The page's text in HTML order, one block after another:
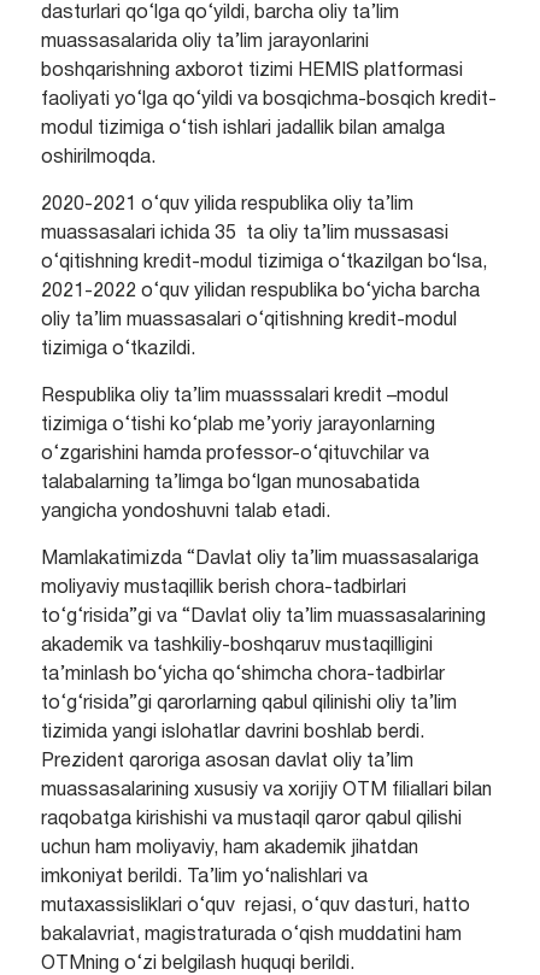
dasturlari qo‘lga qo‘yildi, barcha oliy ta’lim
muassasalarida oliy ta’lim jarayonlarini
boshqarishning axborot tizimi HEMIS platformasi
faoliyati yo‘lga qo‘yildi va bosqichma-bosqich kredit-
modul tizimiga o‘tish ishlari jadallik bilan amalga
oshirilmoqda.
2020-2021 o‘quv yilida respublika oliy ta’lim
muassasalari ichida 35 ta oliy ta’lim mussasasi
o‘qitishning kredit-modul tizimiga o‘tkazilgan bo‘lsa,
2021-2022 o‘quv yilidan respublika bo‘yicha barcha
oliy ta’lim muassasalari o‘qitishning kredit-modul
tizimiga o‘tkazildi.
Respublika oliy ta’lim muasssalari kredit –modul
tizimiga o‘tishi ko‘plab me’yoriy jarayonlarning
o‘zgarishini hamda professor-o‘qituvchilar va
talabalarning ta’limga bo‘lgan munosabatida
yangicha yondoshuvni talab etadi.
Mamlakatimizda “Davlat oliy ta’lim muassasalariga
moliyaviy mustaqillik berish chora-tadbirlari
to‘g‘risida”gi va “Davlat oliy ta’lim muassasalarining
akademik va tashkiliy-boshqaruv mustaqilligini
ta’minlash bo‘yicha qo‘shimcha chora-tadbirlar
to‘g‘risida”gi qarorlarning qabul qilinishi oliy ta’lim
tizimida yangi islohatlar davrini boshlab berdi.
Prezident qaroriga asosan davlat oliy ta’lim
muassasalarining xususiy va xorijiy OTM filiallari bilan
raqobatga kirishishi va mustaqil qaror qabul qilishi
uchun ham moliyaviy, ham akademik jihatdan
imkoniyat berildi. Ta’lim yo‘nalishlari va
mutaxassisliklari o‘quv rejasi, o‘quv dasturi, hatto
bakalavriat, magistraturada o‘qish muddatini ham
OTMning o‘zi belgilash huquqi berildi.